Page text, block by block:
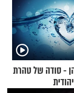
- סודה של טהרת